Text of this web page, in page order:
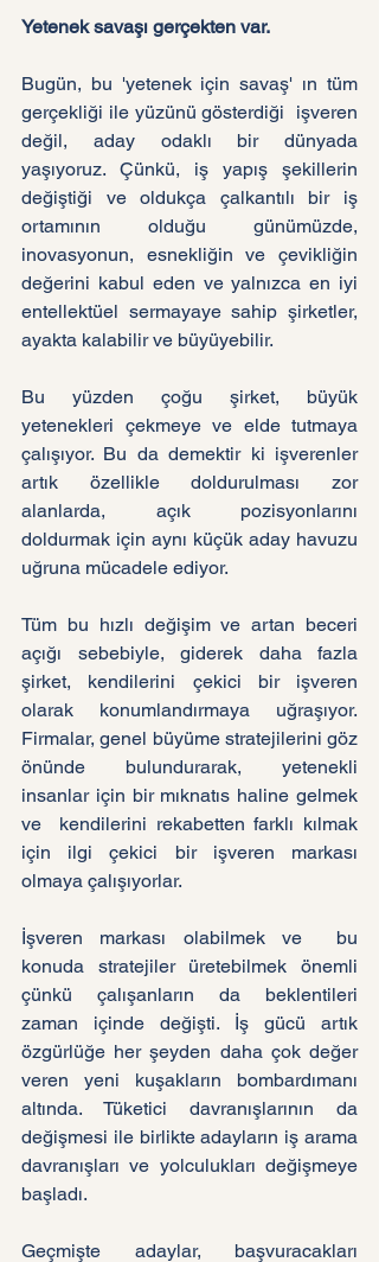
Yetenek savaşı gerçekten var.
Bugün, bu 'yetenek için savaş' ın tüm
gerçekliği ile yüzünü gösterdiği  işveren
değil, aday odaklı bir dünyada
yaşıyoruz. Çünkü, iş yapış şekillerin
değiştiği ve oldukça çalkantılı bir iş
ortamının olduğu günümüzde,
inovasyonun, esnekliğin ve çevikliğin
değerini kabul eden ve yalnızca en iyi
entellektüel sermayaye sahip şirketler,
ayakta kalabilir ve büyüyebilir.
Bu yüzden çoğu şirket, büyük
yetenekleri çekmeye ve elde tutmaya
çalışıyor. Bu da demektir ki işverenler
artık özellikle doldurulması zor
alanlarda, açık pozisyonlarını
doldurmak için aynı küçük aday havuzu
uğruna mücadele ediyor.
Tüm bu hızlı değişim ve artan beceri
açığı sebebiyle, giderek daha fazla
şirket, kendilerini çekici bir işveren
olarak konumlandırmaya uğraşıyor.
Firmalar, genel büyüme stratejilerini göz
önünde bulundurarak, yetenekli
insanlar için bir mıknatıs haline gelmek
ve  kendilerini rekabetten farklı kılmak
için ilgi çekici bir işveren markası
olmaya çalışıyorlar.
İşveren markası olabilmek ve  bu
konuda stratejiler üretebilmek önemli
çünkü çalışanların da beklentileri
zaman içinde değişti. İş gücü artık
özgürlüğe her şeyden daha çok değer
veren yeni kuşakların bombardımanı
altında. Tüketici davranışlarının da
değişmesi ile birlikte adayların iş arama
davranışları ve yolculukları değişmeye
başladı.
Geçmişte adaylar, başvuracakları